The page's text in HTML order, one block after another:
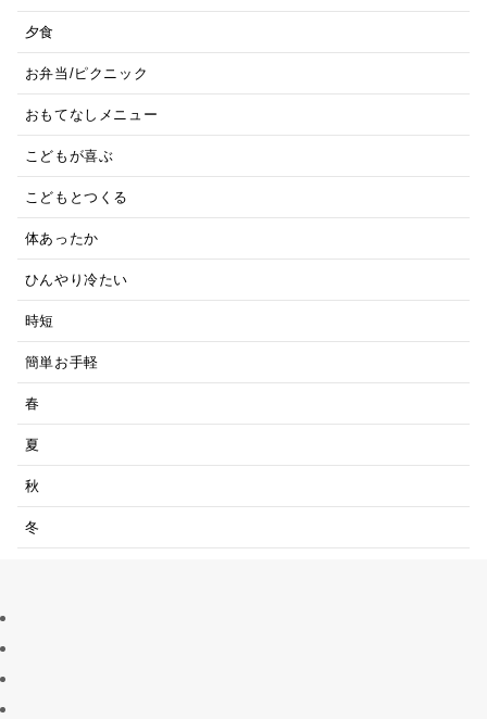
夕食
お弁当/ピクニック
おもてなしメニュー
こどもが喜ぶ
こどもとつくる
体あったか
ひんやり冷たい
時短
簡単お手軽
春
夏
秋
冬